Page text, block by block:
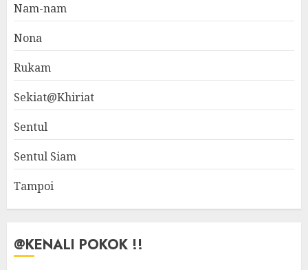
Nam-nam
Nona
Rukam
Sekiat@Khiriat
Sentul
Sentul Siam
Tampoi
@KENALI POKOK !!